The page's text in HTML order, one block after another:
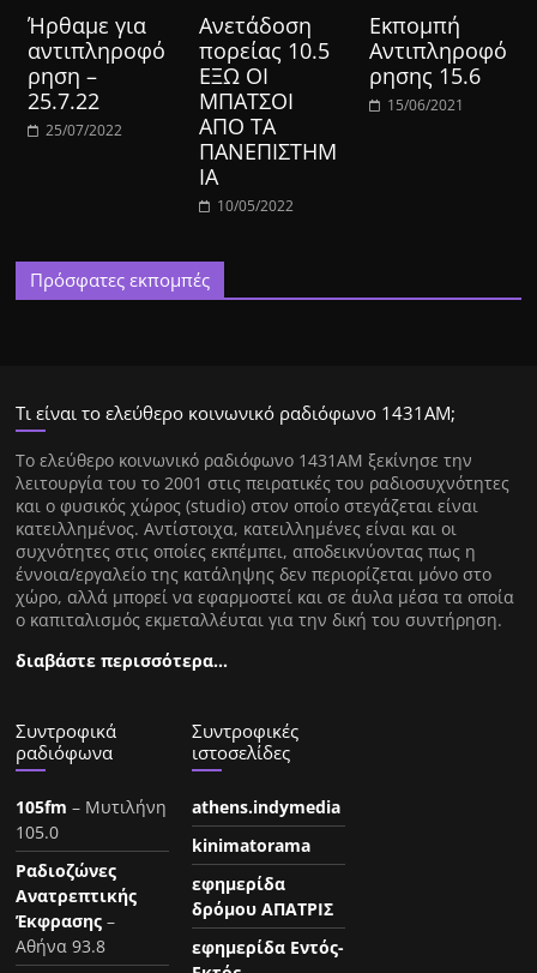
Ήρθαμε για
αντιπληροφό
ρηση –
25.7.22
25/07/2022
Ανετάδοση
πορείας 10.5
ΕΞΩ ΟΙ
ΜΠΑΤΣΟΙ
ΑΠΟ ΤΑ
ΠΑΝΕΠΙΣΤΗΜ
ΙΑ
10/05/2022
Εκπομπή
Αντιπληροφό
ρησης 15.6
15/06/2021
Πρόσφατες εκπομπές
Τι είναι το ελεύθερο κοινωνικό ραδιόφωνο 1431ΑΜ;
Tο ελεύθερο κοινωνικό ραδιόφωνο 1431AM ξεκίνησε την
λειτουργία του το 2001 στις πειρατικές του ραδιοσυχνότητες
και ο φυσικός χώρος (studio) στον οποίο στεγάζεται είναι
κατειλλημένος. Αντίστοιχα, κατειλλημένες είναι και οι
συχνότητες στις οποίες εκπέμπει, αποδεικνύοντας πως η
έννοια/εργαλείο της κατάληψης δεν περιορίζεται μόνο στο
χώρο, αλλά μπορεί να εφαρμοστεί και σε άυλα μέσα τα οποία
ο καπιταλισμός εκμεταλλέυται για την δική του συντήρηση.
διαβάστε περισσότερα…
Συντροφικά
ραδιόφωνα
105fm – Μυτιλήνη
105.0
Ραδιοζώνες
Ανατρεπτικής
Έκφρασης –
Αθήνα 93.8
Συντροφικές
ιστοσελίδες
athens.indymedia
kinimatorama
εφημερίδα
δρόμου ΑΠΑΤΡΙΣ
εφημερίδα Εντός-